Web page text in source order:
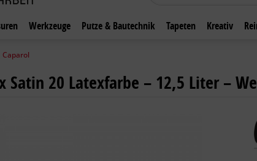
Werkzeuge Putze & Bautechnik Tapeten Kreativ
Caparol
Satin 20 Latexfarbe – 12,5 Liter –